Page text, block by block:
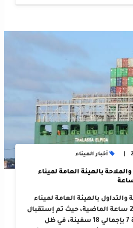
أخبار الميناء
بالهيئة العامة لميناء
بالهيئة العامة لميناء
الإسكندرية خلال الـ 24 ساعة الماضية، حيث تم إستقبال
عدد 11 سفينة ومغادرة 7 بإجمالي 18 سفينة، في ظل